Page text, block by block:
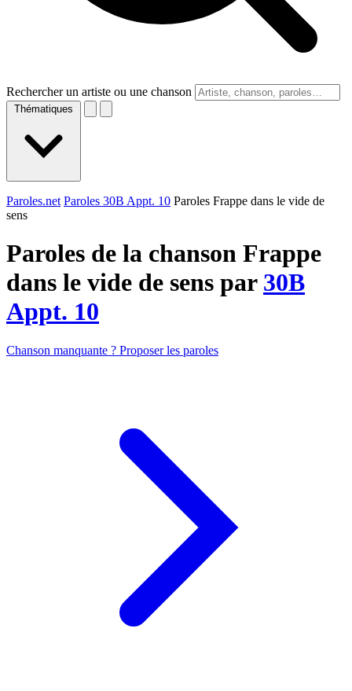
Rechercher un artiste ou une chanson
Thématiques
Paroles.net Paroles 30B Appt. 10 Paroles Frappe dans le vide de
sens
Paroles de la chanson Frappe
dans le vide de sens par 30B
Appt. 10
Chanson manquante ? Proposer les paroles